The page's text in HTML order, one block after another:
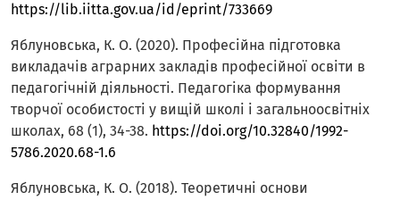
https://lib.iitta.gov.ua/id/eprint/733669
Яблуновська, К. О. (2020). Професійна підготовка
викладачів аграрних закладів професійної освіти в
педагогічній діяльності. Педагогіка формування
творчої особистості у вищій школі і загальноосвітніх
школах, 68 (1), 34-38. https://doi.org/10.32840/1992-
5786.2020.68-1.6
Яблуновська, К. О. (2018). Теоретичні основи